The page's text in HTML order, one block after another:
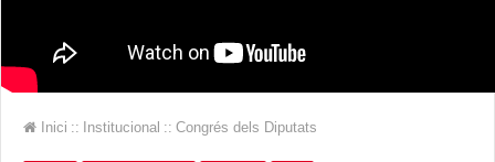
Inici :: Institucional :: Congrés dels Diputats